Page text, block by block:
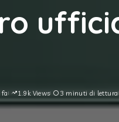
1.9k Views 3 minuti di lettura